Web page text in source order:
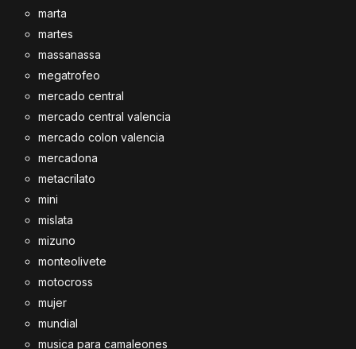
marta
martes
massanassa
megatrofeo
mercado central
mercado central valencia
mercado colon valencia
mercadona
metacrilato
mini
mislata
mizuno
monteolivete
motocross
mujer
mundial
musica para camaleones